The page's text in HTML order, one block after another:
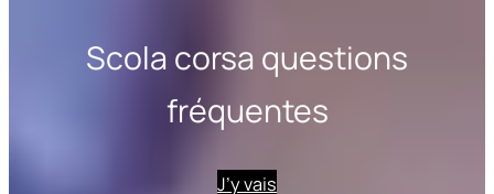
Scola corsa questions
fréquentes
J’y vais